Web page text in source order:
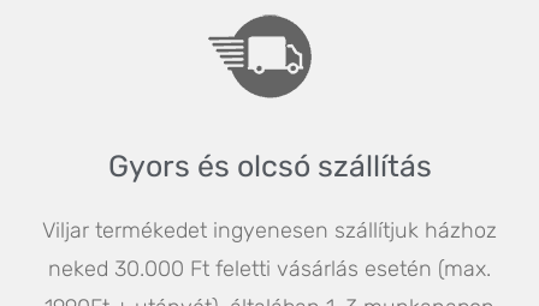
Gyors és olcsó szállítás
Viljar termékedet ingyenesen szállítjuk házhoz
neked 30.000 Ft feletti vásárlás esetén (max.